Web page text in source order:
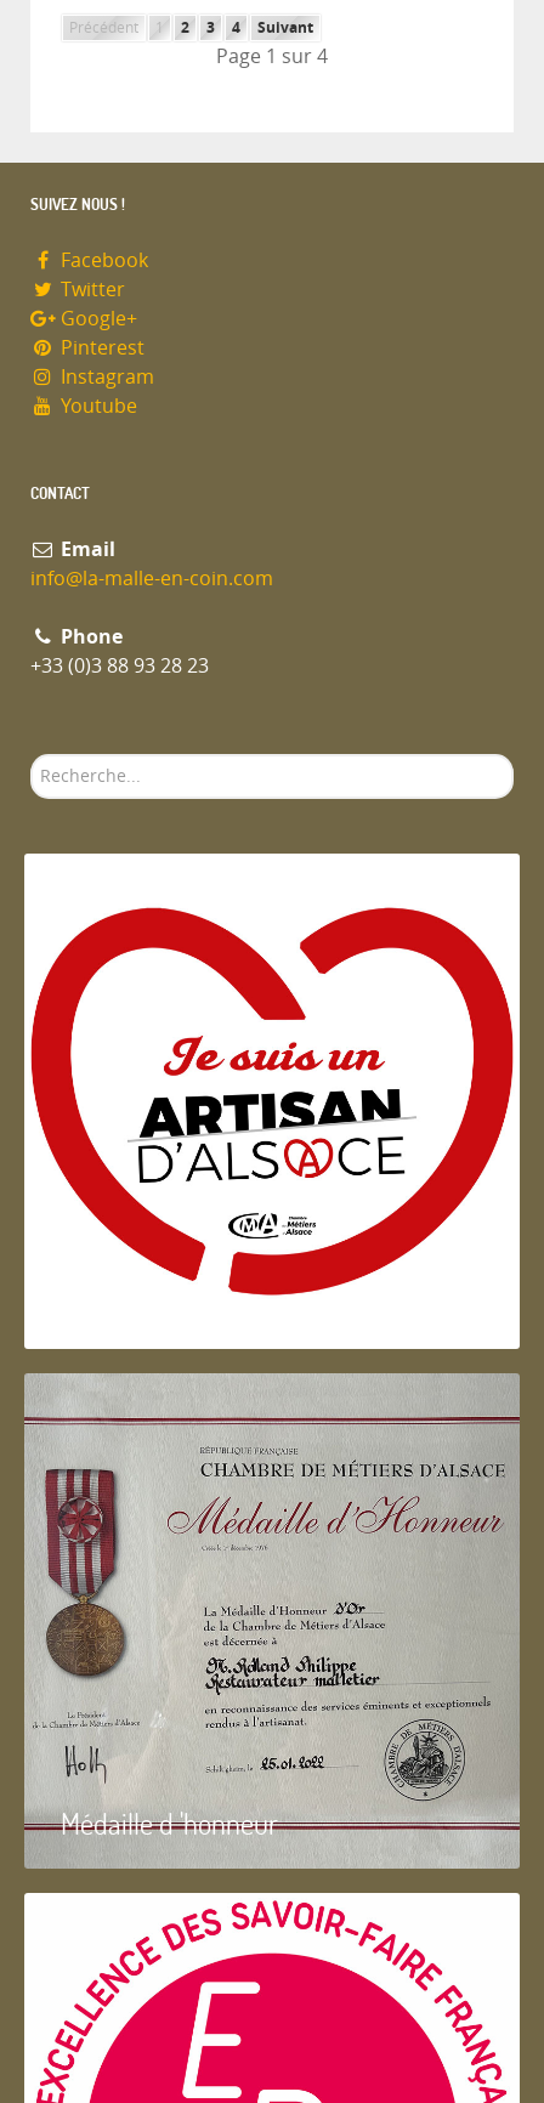
Précédent 1 2 3 4 Suivant
Page 1 sur 4
SUIVEZ NOUS !
Facebook
Twitter
Google+
Pinterest
Instagram
Youtube
CONTACT
Email
info@la-malle-en-coin.com
Phone
+33 (0)3 88 93 28 23
Rechercher
Artisan d'Alsace
Médaille d 'honneur